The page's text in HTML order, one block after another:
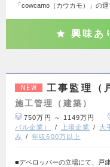
「cowcamo（カウカモ）」の
興味あ
NEW 工事監理（
施工管理（建築）
750万円 ～ 1149万円
バル企業）
上場企業 大
み
年収600万以上
■デベロッパーの立場にて、戸